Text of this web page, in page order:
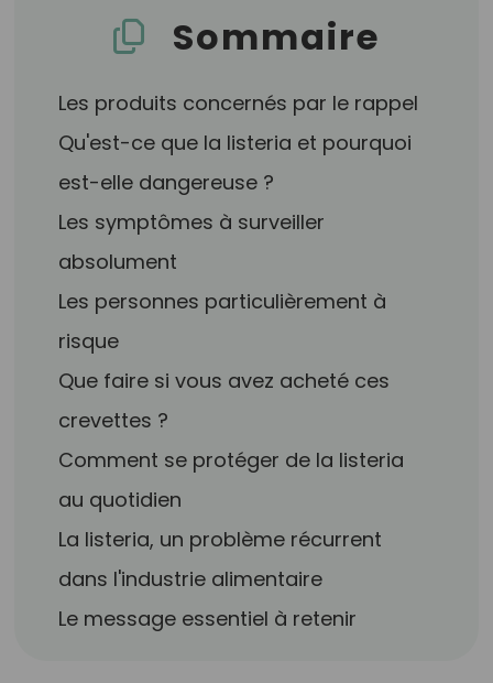
Sommaire
Les produits concernés par le rappel
Qu'est-ce que la listeria et pourquoi
est-elle dangereuse ?
Les symptômes à surveiller
absolument
Les personnes particulièrement à
risque
Que faire si vous avez acheté ces
crevettes ?
Comment se protéger de la listeria
au quotidien
La listeria, un problème récurrent
dans l'industrie alimentaire
Le message essentiel à retenir